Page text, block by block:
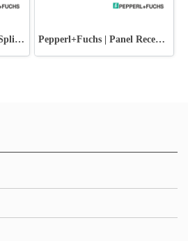
Pepperl+Fuchs | Passive Splitters Pepperl+Fuchs | Panel Receptacles